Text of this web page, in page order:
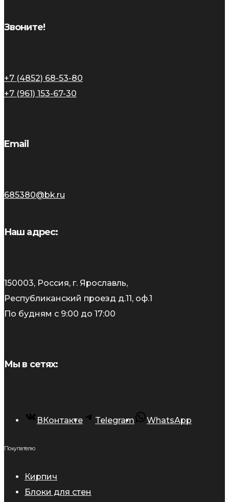
Звоните!
+7 (4852) 68-53-80
+7 (961) 153-67-30
Email
685380@bk.ru
Наш адрес:
150003, Россия, г. Ярославль,
Республиканский проезд д.11, оф.1
По будням с 9:00 до 17:00
Мы в сетях:
ВКонтакте Telegram WhatsApp
Покупателю
Кирпич
Блоки для стен